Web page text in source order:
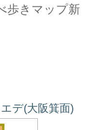
歩きマップ新
デ(大阪箕面)